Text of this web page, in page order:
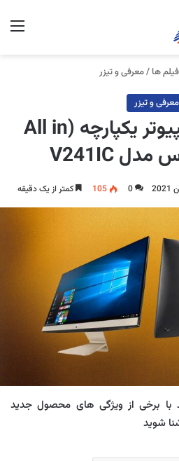
فیلم ها /معرفی و تیزر
معرفی و تیزر
تیزر رسمی کامپیوتر یکپارچه (All in
0
105 کمتر از یک دقیقه
با برخی از ویژگی های محصول جدید